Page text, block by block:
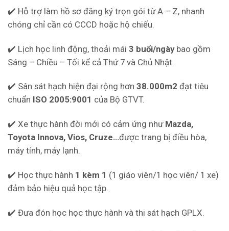
✔️ Hỗ trợ làm hồ sơ đăng ký trọn gói từ A – Z, nhanh
chóng chỉ cần có CCCD hoặc hộ chiếu.
✔️ Lịch học linh động, thoải mái 3 buổi/ngàybao gồm
Sáng – Chiều – Tối kể cả Thứ 7 và Chủ Nhật.
✔️ Sân sát hạch hiện đại rộng hơn 38.000m2 đạt tiêu
chuẩn ISO 2005:9001 của Bộ GTVT.
✔️ Xe thực hành đời mới có cảm ứng như Mazda,
Toyota Innova, Vios, Cruze…được trang bị điều hòa,
máy tính, máy lạnh.
✔️ Học thực hành 1 kèm 1 (1 giáo viên/1 học viên/ 1 xe)
đảm bảo hiệu quả học tập.
✔️ Đưa đón học học thực hành và thi sát hạch GPLX.